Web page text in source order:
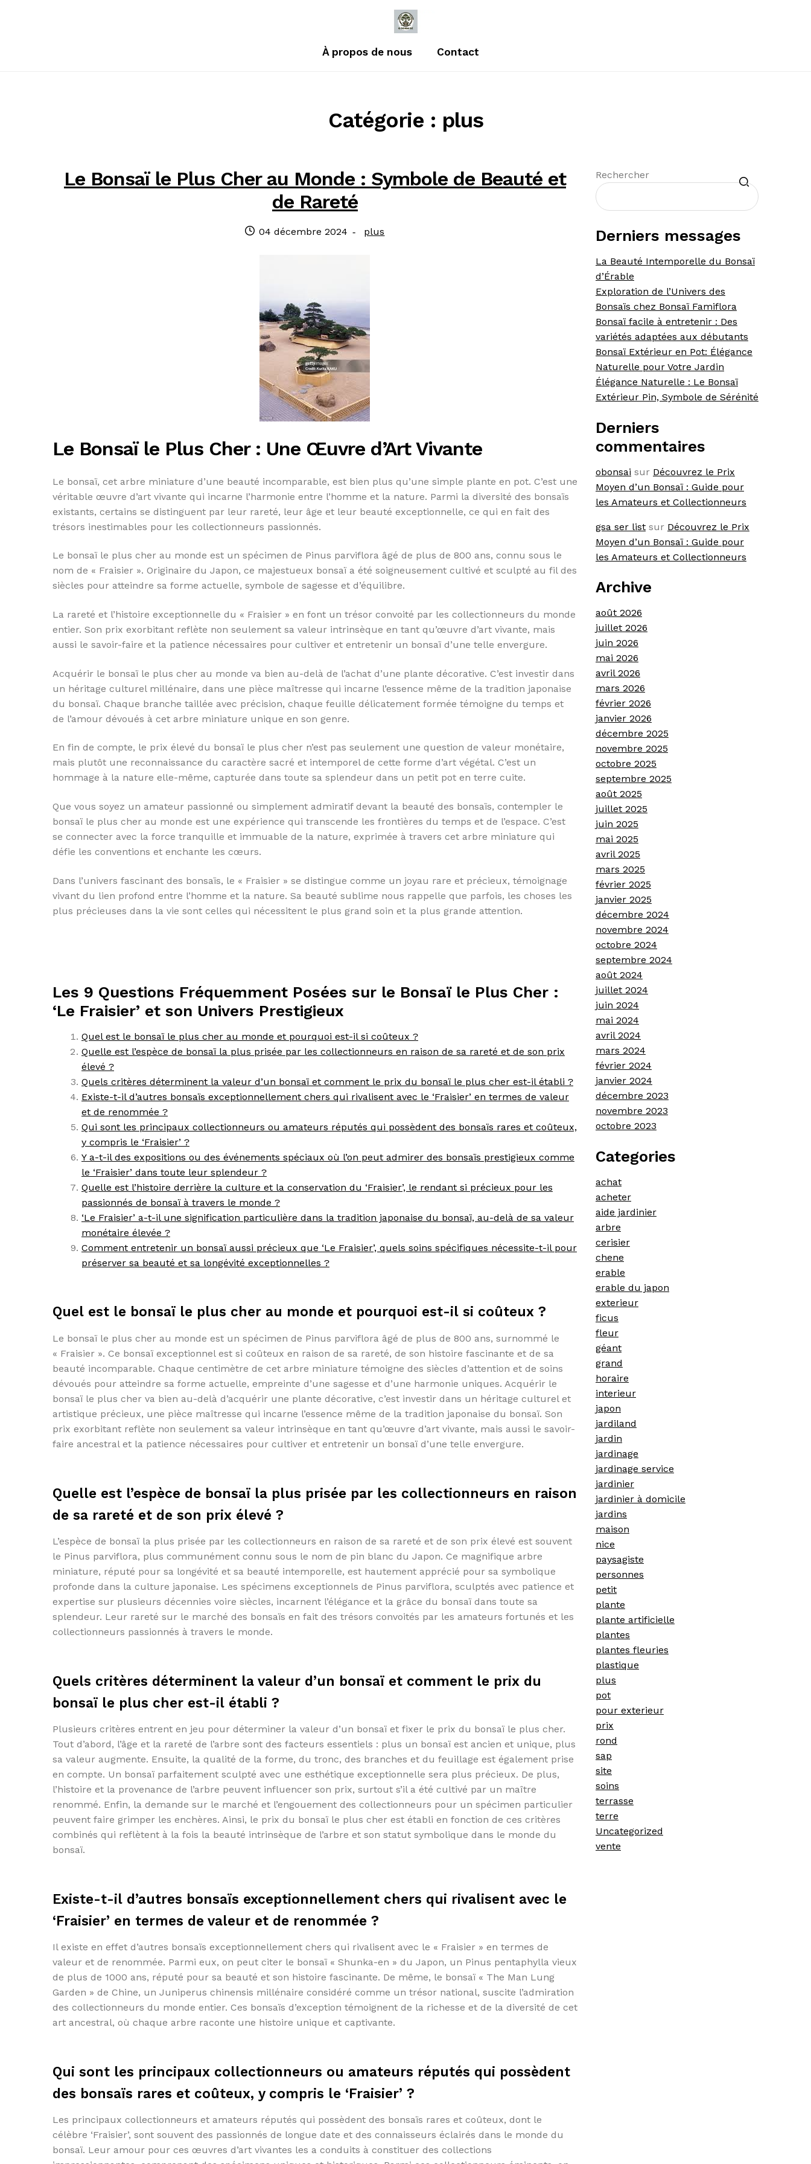
À propos de nous Contact
Catégorie : plus
Le Bonsaï le Plus Cher au Monde : Symbole de Beauté et
de Rareté
Publié
04 décembre 2024
Catégorie
plus
Le Bonsaï le Plus Cher : Une Œuvre d’Art Vivante
Le bonsaï, cet arbre miniature d’une beauté incomparable, est bien plus qu’une simple plante en pot. C’est une
véritable œuvre d’art vivante qui incarne l’harmonie entre l’homme et la nature. Parmi la diversité des bonsaïs
existants, certains se distinguent par leur rareté, leur âge et leur beauté exceptionnelle, ce qui en fait des
trésors inestimables pour les collectionneurs passionnés.
Le bonsaï le plus cher au monde est un spécimen de Pinus parviflora âgé de plus de 800 ans, connu sous le
nom de « Fraisier ». Originaire du Japon, ce majestueux bonsaï a été soigneusement cultivé et sculpté au fil des
siècles pour atteindre sa forme actuelle, symbole de sagesse et d’équilibre.
La rareté et l’histoire exceptionnelle du « Fraisier » en font un trésor convoité par les collectionneurs du monde
entier. Son prix exorbitant reflète non seulement sa valeur intrinsèque en tant qu’œuvre d’art vivante, mais
aussi le savoir-faire et la patience nécessaires pour cultiver et entretenir un bonsaï d’une telle envergure.
Acquérir le bonsaï le plus cher au monde va bien au-delà de l’achat d’une plante décorative. C’est investir dans
un héritage culturel millénaire, dans une pièce maîtresse qui incarne l’essence même de la tradition japonaise
du bonsaï. Chaque branche taillée avec précision, chaque feuille délicatement formée témoigne du temps et
de l’amour dévoués à cet arbre miniature unique en son genre.
En fin de compte, le prix élevé du bonsaï le plus cher n’est pas seulement une question de valeur monétaire,
mais plutôt une reconnaissance du caractère sacré et intemporel de cette forme d’art végétal. C’est un
hommage à la nature elle-même, capturée dans toute sa splendeur dans un petit pot en terre cuite.
Que vous soyez un amateur passionné ou simplement admiratif devant la beauté des bonsaïs, contempler le
bonsaï le plus cher au monde est une expérience qui transcende les frontières du temps et de l’espace. C’est
se connecter avec la force tranquille et immuable de la nature, exprimée à travers cet arbre miniature qui
défie les conventions et enchante les cœurs.
Dans l’univers fascinant des bonsaïs, le « Fraisier » se distingue comme un joyau rare et précieux, témoignage
vivant du lien profond entre l’homme et la nature. Sa beauté sublime nous rappelle que parfois, les choses les
plus précieuses dans la vie sont celles qui nécessitent le plus grand soin et la plus grande attention.
Les 9 Questions Fréquemment Posées sur le Bonsaï le Plus Cher :
‘Le Fraisier’ et son Univers Prestigieux
Quel est le bonsaï le plus cher au monde et pourquoi est-il si coûteux ?
Quelle est l’espèce de bonsaï la plus prisée par les collectionneurs en raison de sa rareté et de son prix
élevé ?
Quels critères déterminent la valeur d’un bonsaï et comment le prix du bonsaï le plus cher est-il établi ?
Existe-t-il d’autres bonsaïs exceptionnellement chers qui rivalisent avec le ‘Fraisier’ en termes de valeur
et de renommée ?
Qui sont les principaux collectionneurs ou amateurs réputés qui possèdent des bonsaïs rares et coûteux,
y compris le ‘Fraisier’ ?
Y a-t-il des expositions ou des événements spéciaux où l’on peut admirer des bonsaïs prestigieux comme
le ‘Fraisier’ dans toute leur splendeur ?
Quelle est l’histoire derrière la culture et la conservation du ‘Fraisier’, le rendant si précieux pour les
passionnés de bonsaï à travers le monde ?
‘Le Fraisier’ a-t-il une signification particulière dans la tradition japonaise du bonsaï, au-delà de sa valeur
monétaire élevée ?
Comment entretenir un bonsaï aussi précieux que ‘Le Fraisier’, quels soins spécifiques nécessite-t-il pour
préserver sa beauté et sa longévité exceptionnelles ?
Quel est le bonsaï le plus cher au monde et pourquoi est-il si coûteux ?
Le bonsaï le plus cher au monde est un spécimen de Pinus parviflora âgé de plus de 800 ans, surnommé le
« Fraisier ». Ce bonsaï exceptionnel est si coûteux en raison de sa rareté, de son histoire fascinante et de sa
beauté incomparable. Chaque centimètre de cet arbre miniature témoigne des siècles d’attention et de soins
dévoués pour atteindre sa forme actuelle, empreinte d’une sagesse et d’une harmonie uniques. Acquérir le
bonsaï le plus cher va bien au-delà d’acquérir une plante décorative, c’est investir dans un héritage culturel et
artistique précieux, une pièce maîtresse qui incarne l’essence même de la tradition japonaise du bonsaï. Son
prix exorbitant reflète non seulement sa valeur intrinsèque en tant qu’œuvre d’art vivante, mais aussi le savoir-
faire ancestral et la patience nécessaires pour cultiver et entretenir un bonsaï d’une telle envergure.
Quelle est l’espèce de bonsaï la plus prisée par les collectionneurs en raison
de sa rareté et de son prix élevé ?
L’espèce de bonsaï la plus prisée par les collectionneurs en raison de sa rareté et de son prix élevé est souvent
le Pinus parviflora, plus communément connu sous le nom de pin blanc du Japon. Ce magnifique arbre
miniature, réputé pour sa longévité et sa beauté intemporelle, est hautement apprécié pour sa symbolique
profonde dans la culture japonaise. Les spécimens exceptionnels de Pinus parviflora, sculptés avec patience et
expertise sur plusieurs décennies voire siècles, incarnent l’élégance et la grâce du bonsaï dans toute sa
splendeur. Leur rareté sur le marché des bonsaïs en fait des trésors convoités par les amateurs fortunés et les
collectionneurs passionnés à travers le monde.
Quels critères déterminent la valeur d’un bonsaï et comment le prix du
bonsaï le plus cher est-il établi ?
Plusieurs critères entrent en jeu pour déterminer la valeur d’un bonsaï et fixer le prix du bonsaï le plus cher.
Tout d’abord, l’âge et la rareté de l’arbre sont des facteurs essentiels : plus un bonsaï est ancien et unique, plus
sa valeur augmente. Ensuite, la qualité de la forme, du tronc, des branches et du feuillage est également prise
en compte. Un bonsaï parfaitement sculpté avec une esthétique exceptionnelle sera plus précieux. De plus,
l’histoire et la provenance de l’arbre peuvent influencer son prix, surtout s’il a été cultivé par un maître
renommé. Enfin, la demande sur le marché et l’engouement des collectionneurs pour un spécimen particulier
peuvent faire grimper les enchères. Ainsi, le prix du bonsaï le plus cher est établi en fonction de ces critères
combinés qui reflètent à la fois la beauté intrinsèque de l’arbre et son statut symbolique dans le monde du
bonsaï.
Existe-t-il d’autres bonsaïs exceptionnellement chers qui rivalisent avec le
‘Fraisier’ en termes de valeur et de renommée ?
Il existe en effet d’autres bonsaïs exceptionnellement chers qui rivalisent avec le « Fraisier » en termes de
valeur et de renommée. Parmi eux, on peut citer le bonsaï « Shunka-en » du Japon, un Pinus pentaphylla vieux
de plus de 1000 ans, réputé pour sa beauté et son histoire fascinante. De même, le bonsaï « The Man Lung
Garden » de Chine, un Juniperus chinensis millénaire considéré comme un trésor national, suscite l’admiration
des collectionneurs du monde entier. Ces bonsaïs d’exception témoignent de la richesse et de la diversité de cet
art ancestral, où chaque arbre raconte une histoire unique et captivante.
Qui sont les principaux collectionneurs ou amateurs réputés qui possèdent
des bonsaïs rares et coûteux, y compris le ‘Fraisier’ ?
Les principaux collectionneurs et amateurs réputés qui possèdent des bonsaïs rares et coûteux, dont le
célèbre ‘Fraisier’, sont souvent des passionnés de longue date et des connaisseurs éclairés dans le monde du
bonsaï. Leur amour pour ces œuvres d’art vivantes les a conduits à constituer des collections
Rechercher
Recherche
Derniers messages
La Beauté Intemporelle du Bonsaï
d’Érable
Exploration de l’Univers des
Bonsaïs chez Bonsaï Famiflora
Bonsaï facile à entretenir : Des
variétés adaptées aux débutants
Bonsaï Extérieur en Pot: Élégance
Naturelle pour Votre Jardin
Élégance Naturelle : Le Bonsaï
Extérieur Pin, Symbole de Sérénité
Derniers
commentaires
obonsai sur Découvrez le Prix
Moyen d’un Bonsaï : Guide pour
les Amateurs et Collectionneurs
gsa ser list sur Découvrez le Prix
Moyen d’un Bonsaï : Guide pour
les Amateurs et Collectionneurs
Archive
août 2026
juillet 2026
juin 2026
mai 2026
avril 2026
mars 2026
février 2026
janvier 2026
décembre 2025
novembre 2025
octobre 2025
septembre 2025
août 2025
juillet 2025
juin 2025
mai 2025
avril 2025
mars 2025
février 2025
janvier 2025
décembre 2024
novembre 2024
octobre 2024
septembre 2024
août 2024
juillet 2024
juin 2024
mai 2024
avril 2024
mars 2024
février 2024
janvier 2024
décembre 2023
novembre 2023
octobre 2023
Categories
achat
acheter
aide jardinier
arbre
cerisier
chene
erable
erable du japon
exterieur
ficus
fleur
géant
grand
horaire
interieur
japon
jardiland
jardin
jardinage
jardinage service
jardinier
jardinier à domicile
jardins
maison
nice
paysagiste
personnes
petit
plante
plante artificielle
plantes
plantes fleuries
plastique
plus
pot
pour exterieur
prix
rond
sap
site
soins
terrasse
terre
Uncategorized
vente